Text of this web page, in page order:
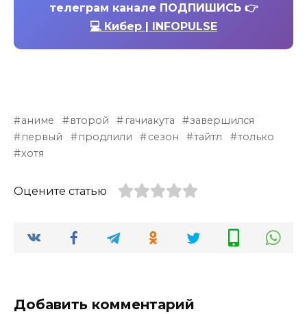
телеграм канале ПОДПИШИСЬ 👉
💻 Кибер | INFOPULSE
аниме второй гачиакута
завершился
первый
продлили сезон тайтл
только
хотя
Оцените статью
Добавить комментарий